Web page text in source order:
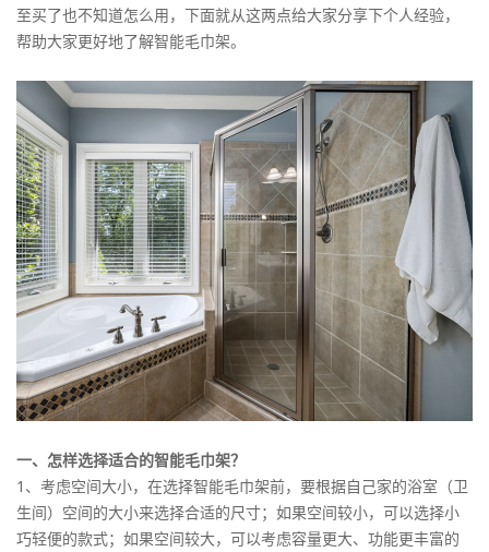
至买了也不知道怎么用，下面就从这两点给大家分享下个人经验，
帮助大家更好地了解智能毛巾架。
一、怎样选择适合的智能毛巾架？
1、考虑空间大小，在选择智能毛巾架前，要根据自己家的浴室（卫
生间）空间的大小来选择合适的尺寸；如果空间较小，可以选择小
巧轻便的款式；如果空间较大，可以考虑容量更大、功能更丰富的